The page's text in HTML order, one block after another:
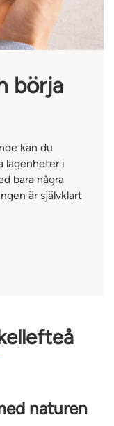
börja
kan du
lägenheter i
bara några
är självklart
naturen